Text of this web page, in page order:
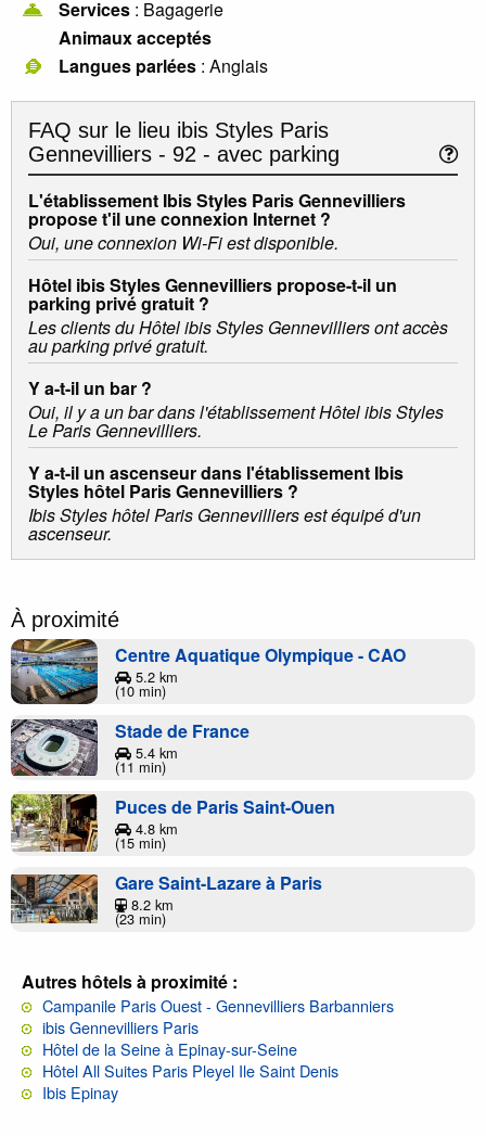
Services : Bagagerie
Animaux acceptés
Langues parlées : Anglais
FAQ sur le lieu ibis Styles Paris
Gennevilliers - 92 - avec parking
L'établissement Ibis Styles Paris Gennevilliers
propose t'il une connexion Internet ?
Oui, une connexion Wi-Fi est disponible.
Hôtel ibis Styles Gennevilliers propose-t-il un
parking privé gratuit ?
Les clients du Hôtel ibis Styles Gennevilliers ont accès
au parking privé gratuit.
Y a-t-il un bar ?
Oui, il y a un bar dans l'établissement Hôtel ibis Styles
Le Paris Gennevilliers.
Y a-t-il un ascenseur dans l'établissement Ibis
Styles hôtel Paris Gennevilliers ?
Ibis Styles hôtel Paris Gennevilliers est équipé d'un
ascenseur.
À proximité
Centre Aquatique Olympique - CAO
5.2 km
(10 min)
Stade de France
5.4 km
(11 min)
Puces de Paris Saint-Ouen
4.8 km
(15 min)
Gare Saint-Lazare à Paris
8.2 km
(23 min)
Autres hôtels à proximité :
Campanile Paris Ouest - Gennevilliers Barbanniers
ibis Gennevilliers Paris
Hôtel de la Seine à Epinay-sur-Seine
Hôtel All Suites Paris Pleyel Ile Saint Denis
Ibis Epinay